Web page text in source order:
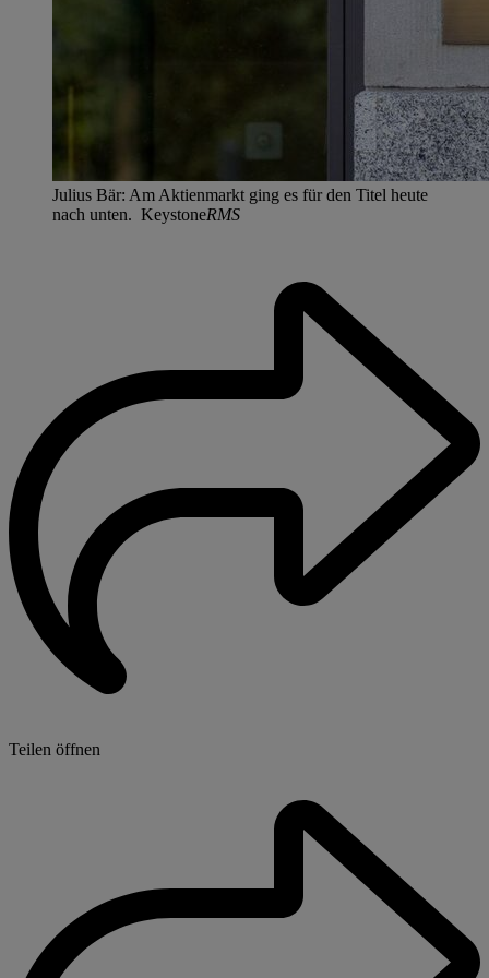
Julius Bär: Am Aktienmarkt ging es für den Titel heute
nach unten. KeystoneRMS
Teilen öffnen